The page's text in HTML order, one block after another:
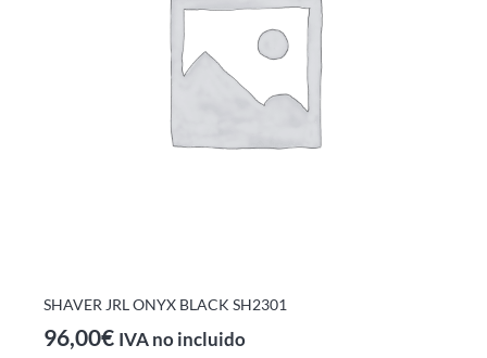
SHAVER JRL ONYX BLACK SH2301
96,00€ IVA no incluido